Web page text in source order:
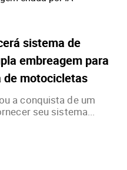
sistema de
embreagem para
motocicletas
a conquista de um
seu sistema...